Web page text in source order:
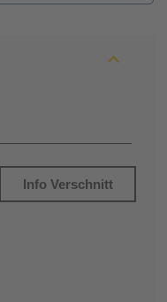
Info Verschnitt